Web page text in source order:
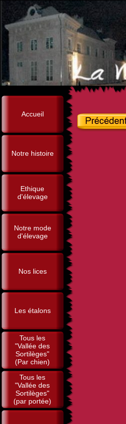
Accueil
Notre histoire
Ethique
d'élevage
Notre mode
d'élevage
Nos lices
Les étalons
Tous les
"Vallée des
Sortilèges"
(Par chien)
Tous les
"Vallée des
Sortilèges"
(par portée)